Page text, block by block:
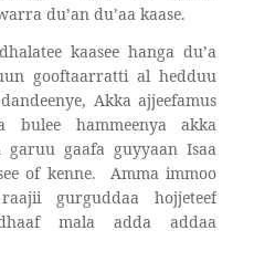
du’an du’aa kaase.
kaasee hanga du’a
gooftaarratti al hedduu
Akka ajjeefamus
bulee hammeenya akka
garuu gaafa guyyaan Isaa
of kenne.
Amma immoo
gurguddaa hojjeteef
mala adda addaa